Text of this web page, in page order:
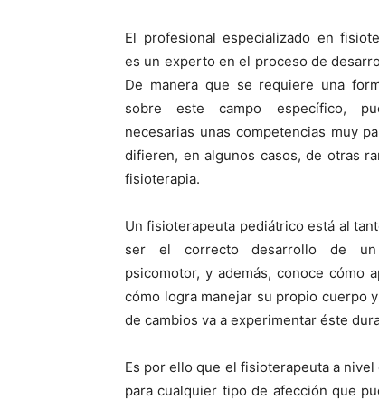
El profesional especializado en
es un experto en el proceso de
De manera que se requiere una
sobre este campo específico,
necesarias unas competencias muy
difieren, en algunos casos, de otras
fisioterapia.
Un fisioterapeuta pediátrico está al
ser el correcto desarrollo de
psicomotor, y además, conoce cómo
cómo logra manejar su propio cuerpo
de cambios va a experimentar éste
Es por ello que el fisioterapeuta a
para cualquier tipo de afección que